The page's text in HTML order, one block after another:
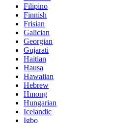
Filipino
Finnish
Frisian
Galician
Georgian
Gujarati
Haitian
Hausa
Hawaiian
Hebrew
Hmong
Hungarian
Icelandic
Igbo